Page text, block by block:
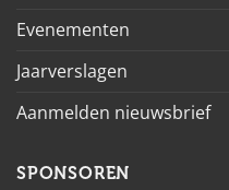
Evenementen
Jaarverslagen
Aanmelden nieuwsbrief
SPONSOREN